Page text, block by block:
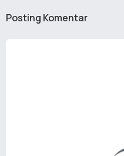
Posting Komentar